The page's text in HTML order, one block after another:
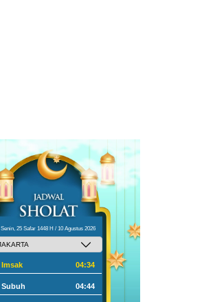
Senin, 25 Safar 1448 H / 10 Agustus 2026
Imsak 04:34
Subuh 04:44